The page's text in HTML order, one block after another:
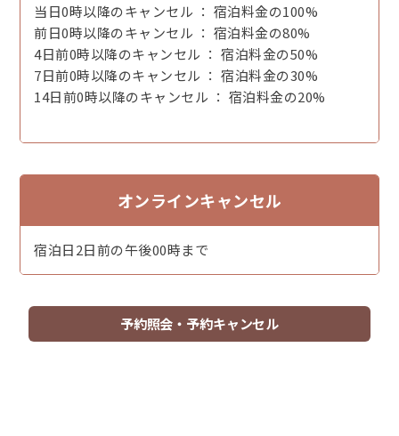
当日0時以降のキャンセル ： 宿泊料金の100%
前日0時以降のキャンセル ： 宿泊料金の80%
4日前0時以降のキャンセル ： 宿泊料金の50%
7日前0時以降のキャンセル ： 宿泊料金の30%
14日前0時以降のキャンセル ： 宿泊料金の20%
オンラインキャンセル
宿泊日2日前の午後00時まで
予約照会・予約キャンセル